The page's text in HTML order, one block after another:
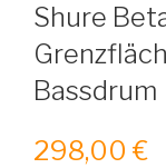
Shure
Bassdrum
298,00 €